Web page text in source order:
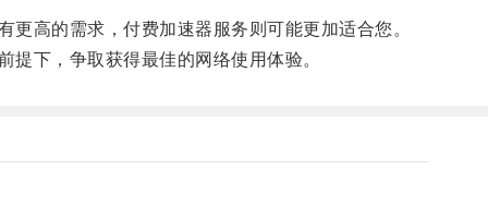
高的需求，付费加速器服务则可能更加适合您。
下，争取获得最佳的网络使用体验。